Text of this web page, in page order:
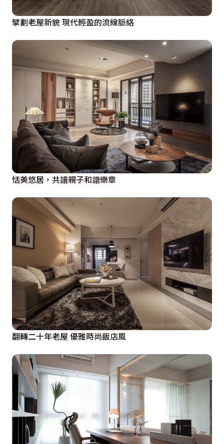
擘劃老屋新貌 現代輕盈的流線脈絡
恬美悠居，共譜親子和諧樂章
翻轉二十年老屋 優雅時尚飯店風